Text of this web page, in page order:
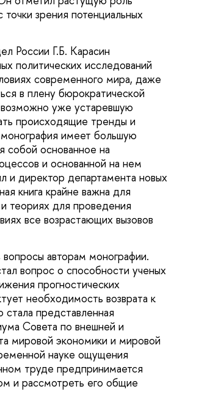
зрения потенциальных
России Г.Б. Карасин
политических исследований
современного мира, даже
в плену бюрократической
возможно уже устаревшую
происходящие тренды и
имеет большую
собой основанное на
и основанной на нем
и директор департамента новых
книга крайне важна для
теориях для проведения
все возрастающих вызовов
авторам монографии.
вопрос о способности ученых
прогностических
необходимость возврата к
представленная
Совета по внешней и
мировой экономики и мировой
науке ощущения
труде предпринимается
и рассмотреть его общие